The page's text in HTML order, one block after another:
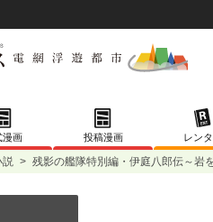
漫画 投稿漫画 レン
説 > 残影の艦隊特別編・伊庭八郎伝～岩